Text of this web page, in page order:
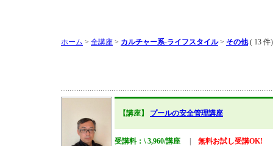
ホーム > 全講座 > カルチャー系-ライフスタイル> その他 ( 13 件)
【講座】 プールの安全管理講座
受講料：\ 3,960/講座
無料お試し受講OK!